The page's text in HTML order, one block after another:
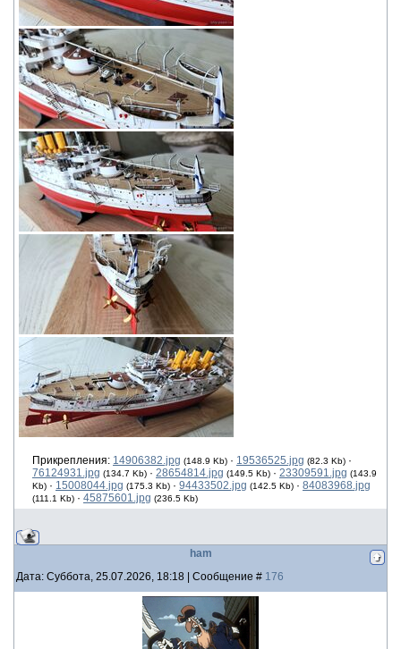
Прикрепления: 14906382.jpg (148.9 Kb) · 19536525.jpg (82.3 Kb) ·
76124931.jpg (134.7 Kb) · 28654814.jpg (149.5 Kb) · 23309591.jpg (143.9
Kb) · 15008044.jpg (175.3 Kb) · 94433502.jpg (142.5 Kb) · 84083968.jpg
(111.1 Kb) · 45875601.jpg (236.5 Kb)
ham
Дата: Суббота, 25.07.2026, 18:18 | Сообщение # 176